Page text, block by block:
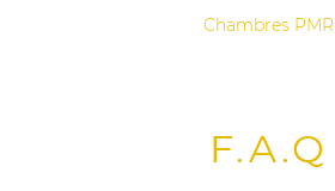
Chambres PMR
F.A.Q